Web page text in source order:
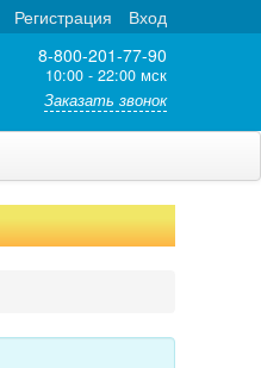
Вход
Регистрация
8-800-201-77-90
10:00 - 22:00 мск
Заказать звонок